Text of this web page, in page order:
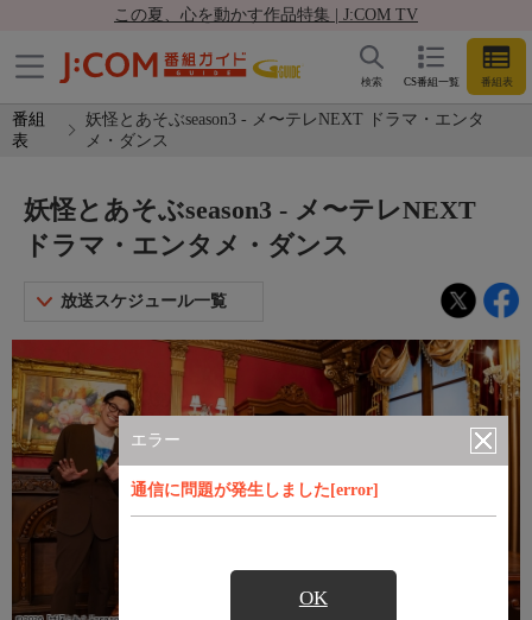
この夏、心を動かす作品特集 | J:COM TV
CS番組一覧 番組表
検索
番組
表
妖怪とあそぶseason3 - メ〜テレNEXT ドラマ・エンタ
メ・ダンス
エラー
通信に問題が発生しました[error]
OK
妖怪とあそぶseason3 - メ〜テレNEXT
ドラマ・エンタメ・ダンス
放送スケジュール一覧